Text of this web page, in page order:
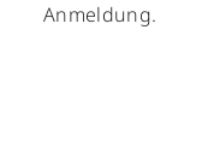
Anmeldung.